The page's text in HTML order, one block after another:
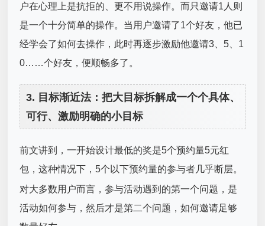
户在心理上是抗拒的、更不用说操作。而只邀请1人则
是一个十分简单的操作。当用户邀请了1个好友，他已
经学会了如何去操作，此时再逐步激励他邀请3、5、1
0……个好友，便顺畅多了。
3. 目标渐近法：把大目标拆解成一个个具体、
可行、激励明确的小目标
前文讲到，一开始设计最低的奖是5个预约量5元红
包，这种情况下，5个以下预约量的参与者几乎断层。
对大多数用户而言，参与活动遇到的第一个问题，是
活动如何参与，然后才是第二个问题，如何邀请足够